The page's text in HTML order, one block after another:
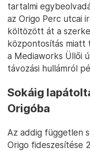
tartalmi
az Origo Perc utcai
költözött át a
központosítás miatt
a Mediaworks Üllői
távozási hullámról
Sokáig
Origóba
Az addig független
Origo fideszesítése